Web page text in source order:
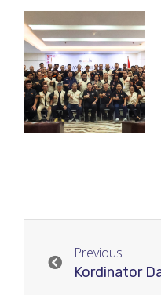
Previous